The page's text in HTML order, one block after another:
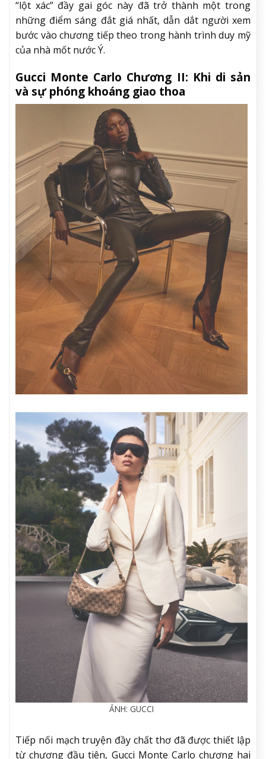
“lột xác” đầy gai góc này đã trở thành một trong
những điểm sáng đắt giá nhất, dẫn dắt người xem
bước vào chương tiếp theo trong hành trình duy mỹ
của nhà mốt nước Ý.
Gucci Monte Carlo Chương II: Khi di sản
và sự phóng khoáng giao thoa
ẢNH: GUCCI
Tiếp nối mạch truyện đầy chất thơ đã được thiết lập
từ chương đầu tiên, Gucci Monte Carlo chương hai